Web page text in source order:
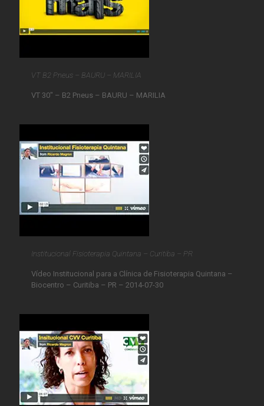
VT B2 Pneus – BAURU – MARILIA
VT 30″ – B2 Pneus – BAURU – MARILIA
Institucional Fisioterapia Quintana – Curitiba – PR
Vídeo Institucional para a Clínica de Fisioterapia Quintana –
Biocentro – Curitiba – PR – 2014-07-30